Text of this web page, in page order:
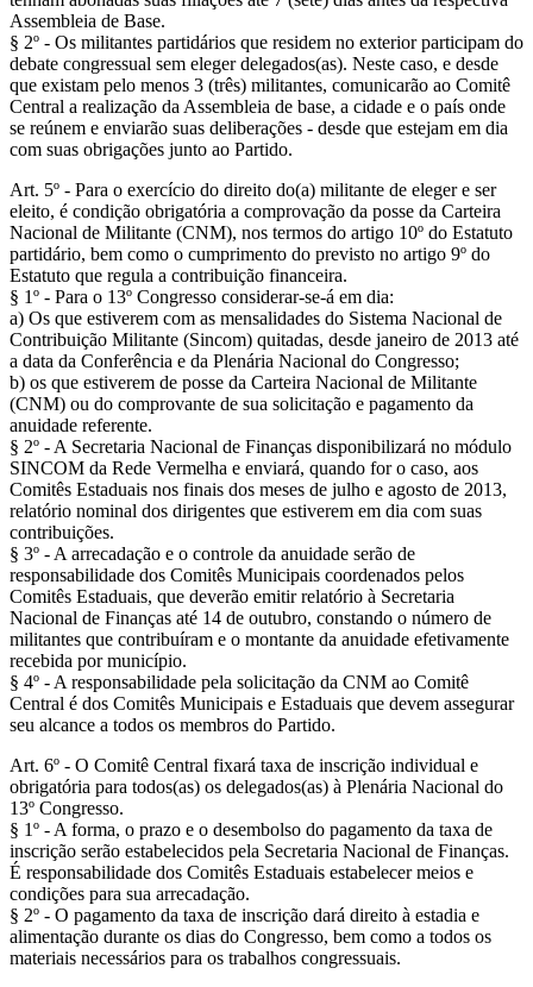
Assembleia de Base.
§ 2º - Os militantes partidários que residem no exterior participam do
debate congressual sem eleger delegados(as). Neste caso, e desde
que existam pelo menos 3 (três) militantes, comunicarão ao Comitê
Central a realização da Assembleia de base, a cidade e o país onde
se reúnem e enviarão suas deliberações - desde que estejam em dia
com suas obrigações junto ao Partido.
Art. 5º - Para o exercício do direito do(a) militante de eleger e ser
eleito, é condição obrigatória a comprovação da posse da Carteira
Nacional de Militante (CNM), nos termos do artigo 10º do Estatuto
partidário, bem como o cumprimento do previsto no artigo 9º do
Estatuto que regula a contribuição financeira.
§ 1º - Para o 13º Congresso considerar-se-á em dia:
a) Os que estiverem com as mensalidades do Sistema Nacional de
Contribuição Militante (Sincom) quitadas, desde janeiro de 2013 até
a data da Conferência e da Plenária Nacional do Congresso;
b) os que estiverem de posse da Carteira Nacional de Militante
(CNM) ou do comprovante de sua solicitação e pagamento da
anuidade referente.
§ 2º - A Secretaria Nacional de Finanças disponibilizará no módulo
SINCOM da Rede Vermelha e enviará, quando for o caso, aos
Comitês Estaduais nos finais dos meses de julho e agosto de 2013,
relatório nominal dos dirigentes que estiverem em dia com suas
contribuições.
§ 3º - A arrecadação e o controle da anuidade serão de
responsabilidade dos Comitês Municipais coordenados pelos
Comitês Estaduais, que deverão emitir relatório à Secretaria
Nacional de Finanças até 14 de outubro, constando o número de
militantes que contribuíram e o montante da anuidade efetivamente
recebida por município.
§ 4º - A responsabilidade pela solicitação da CNM ao Comitê
Central é dos Comitês Municipais e Estaduais que devem assegurar
seu alcance a todos os membros do Partido.
Art. 6º - O Comitê Central fixará taxa de inscrição individual e
obrigatória para todos(as) os delegados(as) à Plenária Nacional do
13º Congresso.
§ 1º - A forma, o prazo e o desembolso do pagamento da taxa de
inscrição serão estabelecidos pela Secretaria Nacional de Finanças.
É responsabilidade dos Comitês Estaduais estabelecer meios e
condições para sua arrecadação.
§ 2º - O pagamento da taxa de inscrição dará direito à estadia e
alimentação durante os dias do Congresso, bem como a todos os
materiais necessários para os trabalhos congressuais.